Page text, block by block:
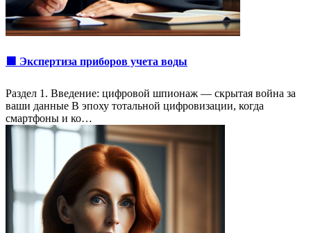
🟩 Экспертиза приборов учета воды
Раздел 1. Введение: цифровой шпионаж — скрытая война за
ваши данные В эпоху тотальной цифровизации, когда
смартфоны и ко…